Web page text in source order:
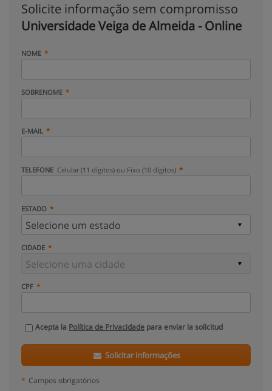
Solicite informação sem compromisso
Universidade Veiga de Almeida - Online
NOME
SOBRENOME
E-MAIL
TELEFONE Celular (11 dígitos) ou Fixo (10 dígitos)
ESTADO
CIDADE
CPF
Acepta la Política de Privacidade para enviar la solicitud
Solicitar informações
* Campos obrigatórios